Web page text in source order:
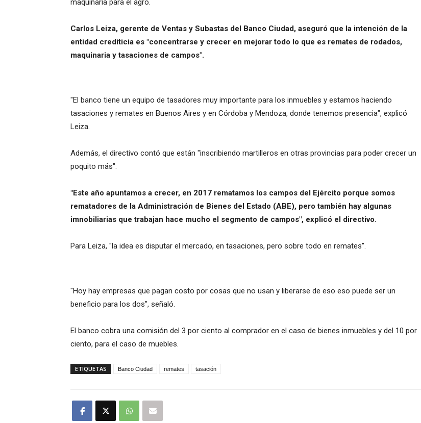
maquinaria para el agro.
Carlos Leiza, gerente de Ventas y Subastas del Banco Ciudad, aseguró que la intención de la
entidad crediticia es "concentrarse y crecer en mejorar todo lo que es remates de rodados,
maquinaria y tasaciones de campos".
"El banco tiene un equipo de tasadores muy importante para los inmuebles y estamos haciendo
tasaciones y remates en Buenos Aires y en Córdoba y Mendoza, donde tenemos presencia", explicó
Leiza.
Además, el directivo contó que están "inscribiendo martilleros en otras provincias para poder crecer un
poquito más".
"Este año apuntamos a crecer, en 2017 rematamos los campos del Ejército porque somos
rematadores de la Administración de Bienes del Estado (ABE), pero también hay algunas
imnobiliarias que trabajan hace mucho el segmento de campos", explicó el directivo.
Para Leiza, "la idea es disputar el mercado, en tasaciones, pero sobre todo en remates".
"Hoy hay empresas que pagan costo por cosas que no usan y liberarse de eso eso puede ser un
beneficio para los dos", señaló.
El banco cobra una comisión del 3 por ciento al comprador en el caso de bienes inmuebles y del 10 por
ciento, para el caso de muebles.
ETIQUETAS Banco Ciudad remates tasación